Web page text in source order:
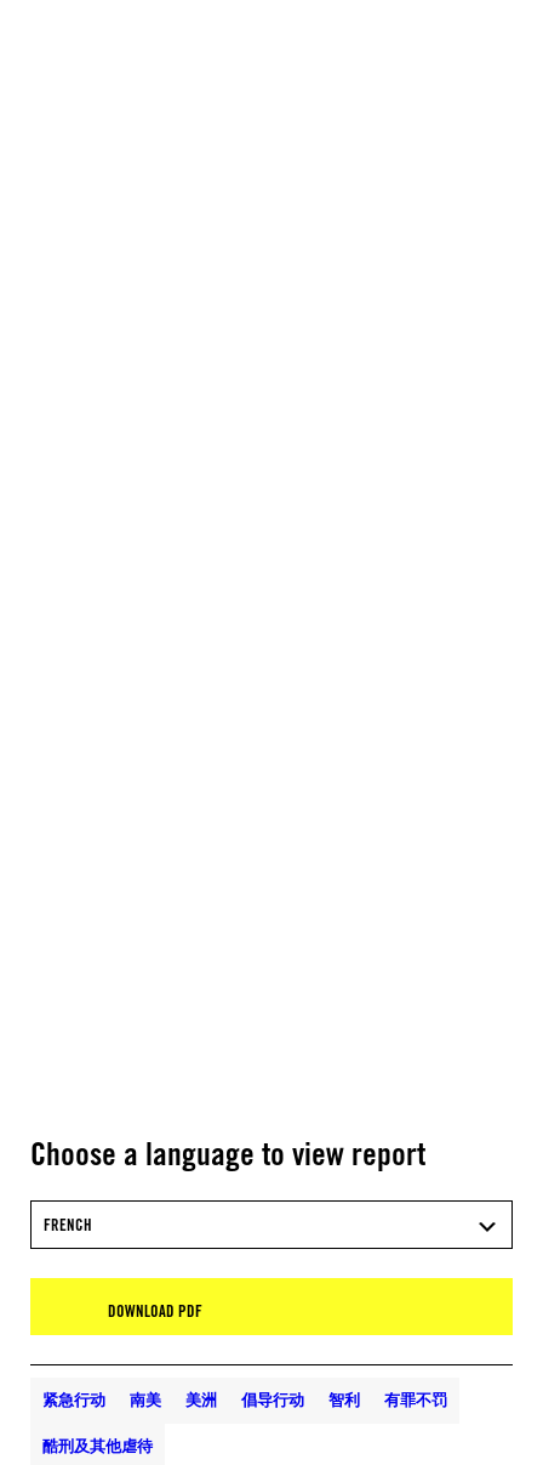
Choose a language to view report
FRENCH
DOWNLOAD PDF
紧急行动 南美 美洲 倡导行动 智利 有罪不罚
酷刑及其他虐待